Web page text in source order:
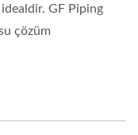
GF Piping
çözüm